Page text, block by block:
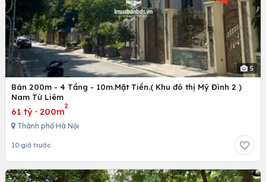
5
Bán 200m - 4 Tầng - 10m.Mặt Tiền.( Khu đô thị Mỹ Đình 2 )
Nam Từ Liêm
61 tỷ · 200m
2
Thành phố Hà Nội
10 giờ trước